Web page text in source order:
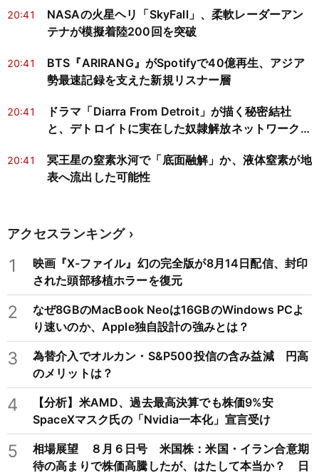
20:41
NASAの火星ヘリ「SkyFall」、柔軟レーダーアン
テナが模擬着陸200回を突破
20:41
BTS『ARIRANG』がSpotifyで40億再生、アジア
勢最速記録を支えた新規リスナー層
20:41
ドラマ「Diarra From Detroit」が描く秘密結社
と、デトロイトに実在した奴隷解放ネットワークの
20:41
冥王星の窒素氷河で「底面融解」か、液体窒素が地
表へ流出した可能性
アクセスランキング
1
映画『X-ファイル』幻の完全版が8月14日配信、封印
された頭部移植ホラーを復元
2
なぜ8GBのMacBook Neoは16GBのWindows PCよ
り速いのか、Apple独自設計の強みとは？
3
為替介入でオルカン・S&P500投信の含み益減 円高
のメリットは？
4
【分析】米AMD、過去最高決算でも株価9%安
SpaceXマスク氏の「Nvidia一本化」宣言受け
5
相場展望 ８月６日号 米国株：米国・イラン合意期
待の高まりで株価高騰したが、はたして本当か？ 日